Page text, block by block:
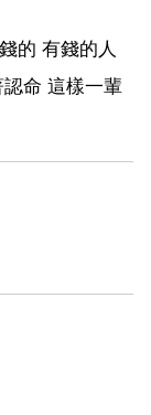
的 有錢的人
命 這樣一輩